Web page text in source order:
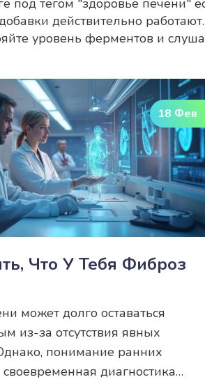
тегом "здоровье печени"
действительно работают.
уровень ферментов и
18 Фев
Что У Тебя Фиброз
может долго оставаться
из-за отсутствия явных
понимание ранних
диагностика